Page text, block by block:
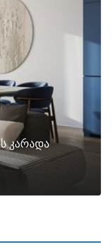
კარადა